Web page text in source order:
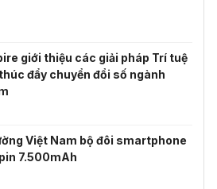
giới thiệu các giải pháp Trí tuệ
đẩy chuyển đổi số ngành
Việt Nam bộ đôi smartphone
7.500mAh